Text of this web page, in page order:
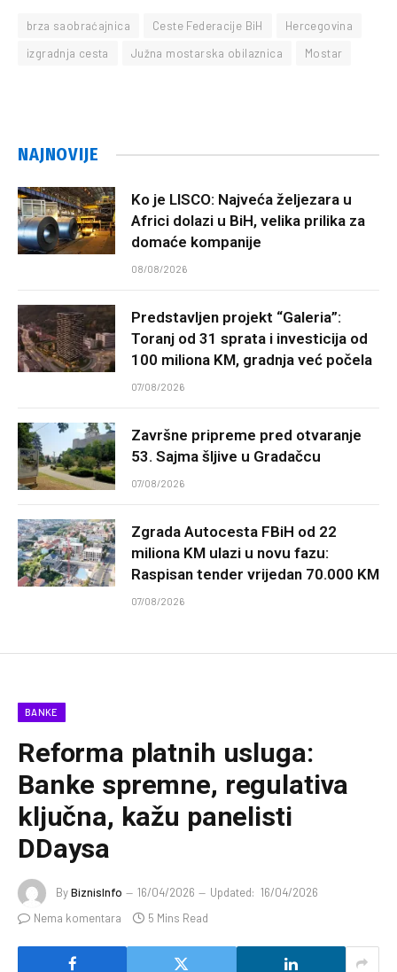
brza saobraćajnica Ceste Federacije BiH
Hercegovina
izgradnja cesta
Južna mostarska obilaznica Mostar
NAJNOVIJE
Ko je LISCO: Najveća željezara u
Africi dolazi u BiH, velika prilika za
domaće kompanije
08/08/2026
Predstavljen projekt “Galeria”:
Toranj od 31 sprata i investicija od
100 miliona KM, gradnja već počela
07/08/2026
Završne pripreme pred otvaranje
53. Sajma šljive u Gradačcu
07/08/2026
Zgrada Autocesta FBiH od 22
miliona KM ulazi u novu fazu:
Raspisan tender vrijedan 70.000 KM
07/08/2026
BANKE
Reforma platnih usluga:
Banke spremne, regulativa
ključna, kažu panelisti
DDaysa
ByBiznisInfo 16/04/2026 Updated: 16/04/2026
Nema komentara
5 Mins Read